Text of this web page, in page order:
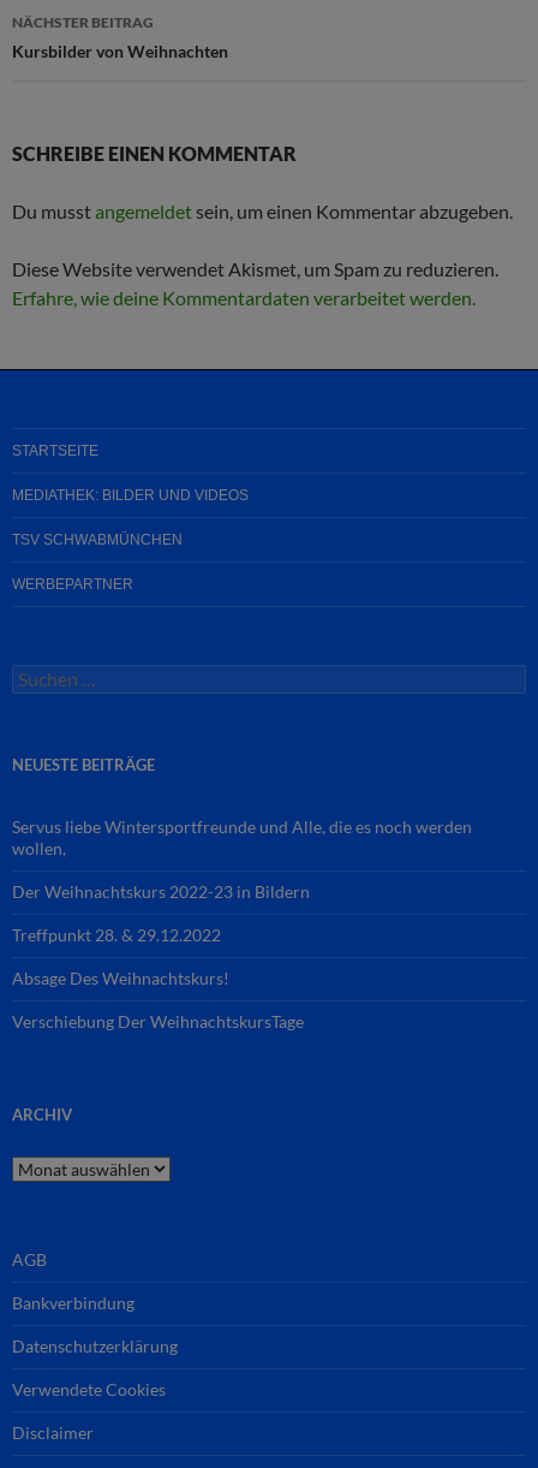
NÄCHSTER BEITRAG
Kursbilder von Weihnachten
SCHREIBE EINEN KOMMENTAR
Du musstangemeldet sein, um einen Kommentar abzugeben.
Diese Website verwendet Akismet, um Spam zu reduzieren.
Erfahre, wie deine Kommentardaten verarbeitet werden.
STARTSEITE
MEDIATHEK: BILDER UND VIDEOS
TSV SCHWABMÜNCHEN
WERBEPARTNER
Suchen
nach:
NEUESTE BEITRÄGE
Servus liebe Wintersportfreunde und Alle, die es noch werden
wollen,
Der Weihnachtskurs 2022-23 in Bildern
Treffpunkt 28. & 29.12.2022
Absage Des Weihnachtskurs!
Verschiebung Der WeihnachtskursTage
ARCHIV
Archiv
AGB
Bankverbindung
Datenschutzerklärung
Verwendete Cookies
Disclaimer